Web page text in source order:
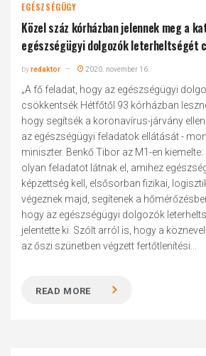
EGÉSZSÉGÜGY
Közel száz kórházban jelennek meg a
egészségügyi dolgozók leterheltségét
byredaktor 2020. november 16.
„A fő feladat, hogy az egészségügyi
csökkentsék Hétfőtől 93 kórházban
hogy segítsék a koronavírus-járvány
az egészségügyi feladatok ellátását -
miniszter. Benkő Tibor az M1-en
olyan feladatot látnak el, amihez
képzettség kell, elsősorban fizikai,
végeznek majd, segítenek a
hogy az egészségügyi dolgozók
jelentette ki. Szólt arról is, hogy a
az őszi szünetben végzett fertőtlenítési...
READ MORE